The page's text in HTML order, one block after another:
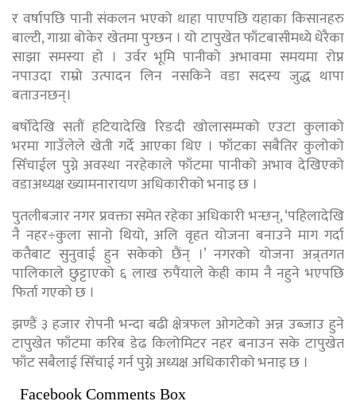
र वर्षापछि पानी संकलन भएको थाहा पाएपछि यहाका किसानहरु
बाल्टी, गाग्रा बोकेर खेतमा पुग्छन । यो टापुखेत फाँटबासीमध्ये धेरैका
साझा समस्या हो । उर्वर भूमि पानीको अभावमा समयमा रोप्न
नपाउदा राम्रो उत्पादन लिन नसकिने वडा सदस्य जुद्ध थापा
बताउनछन्।
बर्षोंदेखि सतौं हटियादेखि रिङदी खोलासम्मको एउटा कुलाको
भरमा गाउँलेले खेती गर्दे आएका थिए । फाँटका सबैतिर कुलोको
सिँचाईल पुग्ने अवस्था नरहेकाले फाँटमा पानीको अभाव देखिएको
वडाअध्यक्ष ख्यामनारायण अधिकारीको भनाइ छ ।
पुतलीबजार नगर प्रवक्ता समेत रहेका अधिकारी भन्छन्, ‘पहिलादेखि
नै नहर÷कुला सानो थियो, अलि वृहत योजना बनाउने माग गर्दा
कतैबाट सुनुवाई हुन सकेको छैंन् ।’ नगरको योजना अन्र्तगत
पालिकाले छुट्टाएको ६ लाख रुपैंयाले केही काम नै नहुने भएपछि
फिर्ता गएको छ ।
झण्डैं ३ हजार रोपनी भन्दा बढी क्षेत्रफल ओगटेको अन्न उब्जाउ हुने
टापुखेत फाँटमा करिब डेढ किलोमिटर नहर बनाउन सके टापुखेत
फाँट सबैलाई सिँचाई गर्न पुग्ने अध्यक्ष अधिकारीको भनाइ छ ।
Facebook Comments Box